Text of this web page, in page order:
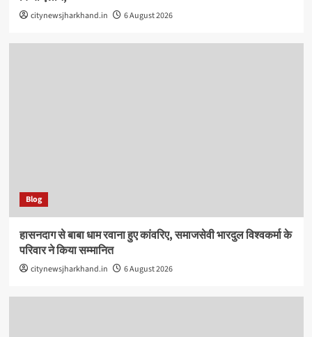
citynewsjharkhand.in 6 August 2026
Blog
हासनदाग से बाबा धाम रवाना हुए कांवरिए, समाजसेवी भारदुल विश्वकर्मा के
परिवार ने किया सम्मानित
citynewsjharkhand.in 6 August 2026